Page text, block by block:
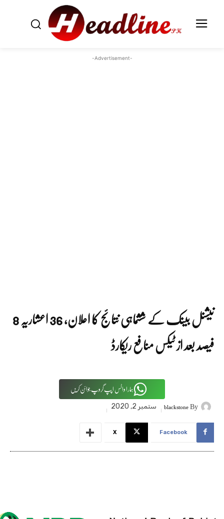
-Advertisement-
نیشنل بینک کے ششماہی نتائج کا اعلان، 36 اعشاریہ 8
فیصد بعد از ٹیکس منافع ریکارڈ
ہمارا واٹس اپپ گروپ جوائن کریں
By
blackstone ستمبر 2, 2020
Facebook
X